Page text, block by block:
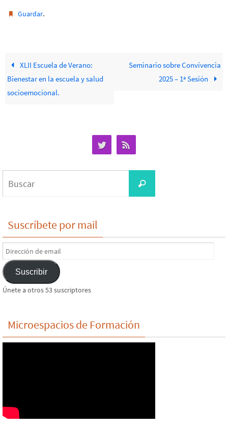
Guardar.
XLII Escuela de Verano:
Bienestar en la escuela y salud
socioemocional.
Seminario sobre Convivencia
2025 – 1ª Sesión
Buscar
Suscríbete por mail
Dirección
de
emailSuscribir
Únete a otros 53 suscriptores
Microespacios de Formación